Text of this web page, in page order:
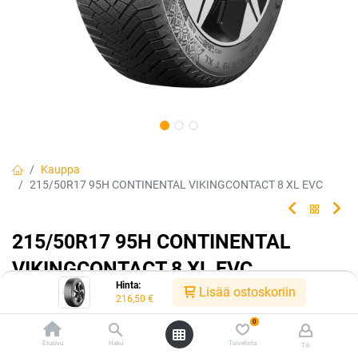
Hinta:
216,50 € Lisää ostoskoriin
Etusivu Haku
0
Toivelista Tili
Kauppa
215/50R17 95H CONTINENTAL VIKINGCONTACT 8 XL EVC
215/50R17 95H CONTINENTAL
VIKINGCONTACT 8 XL EVC
4019238088373 Tuotekoodi: 240118
216,50€